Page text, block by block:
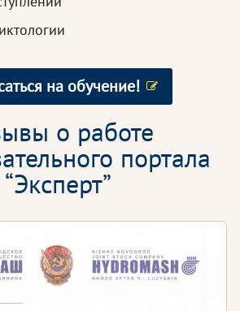
на обучение!
о работе
портала
“Эксперт”